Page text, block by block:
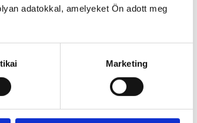
adatokkal, amelyeket Ön adott meg
Marketing